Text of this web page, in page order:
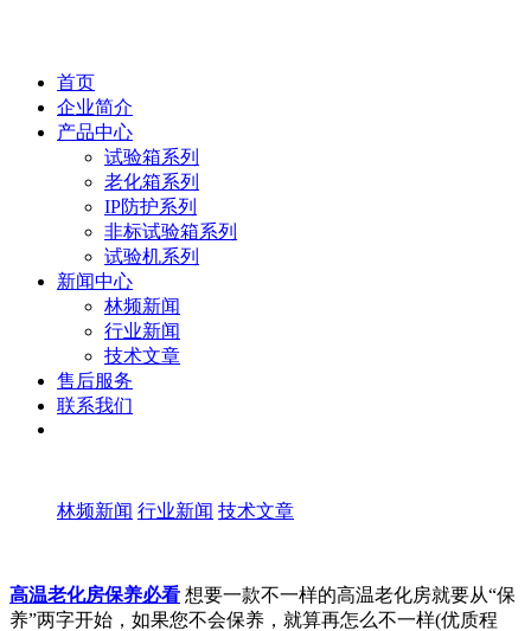
首页
企业简介
产品中心
试验箱系列
老化箱系列
IP防护系列
非标试验箱系列
试验机系列
新闻中心
林频新闻
行业新闻
技术文章
售后服务
联系我们
林频新闻 行业新闻 技术文章
高温老化房保养必看 想要一款不一样的高温老化房就要从“保
养”两字开始，如果您不会保养，就算再怎么不一样(优质程